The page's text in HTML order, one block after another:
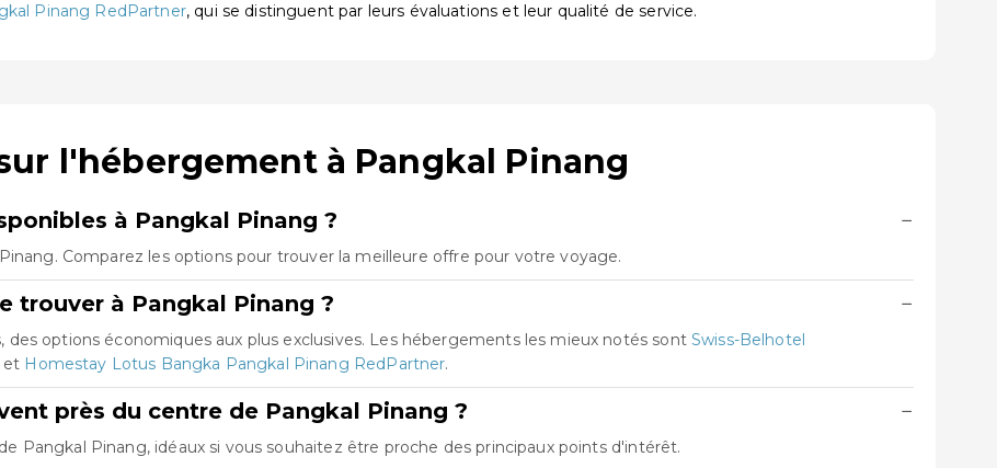
Pinang RedPartner, qui se distinguent par leurs évaluations et leur qualité de service.
l'hébergement à Pangkal Pinang
à Pangkal Pinang ? −
Comparez les options pour trouver la meilleure offre pour votre voyage.
trouver à Pangkal Pinang ? −
options économiques aux plus exclusives. Les hébergements les mieux notés sont Swiss-Belhotel
et Homestay Lotus Bangka Pangkal Pinang RedPartner.
près du centre de Pangkal Pinang ? −
Pangkal Pinang, idéaux si vous souhaitez être proche des principaux points d'intérêt.